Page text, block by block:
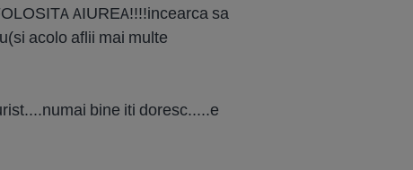
AIUREA!!!!incearca sa
acolo aflii mai multe
bine iti doresc.....e